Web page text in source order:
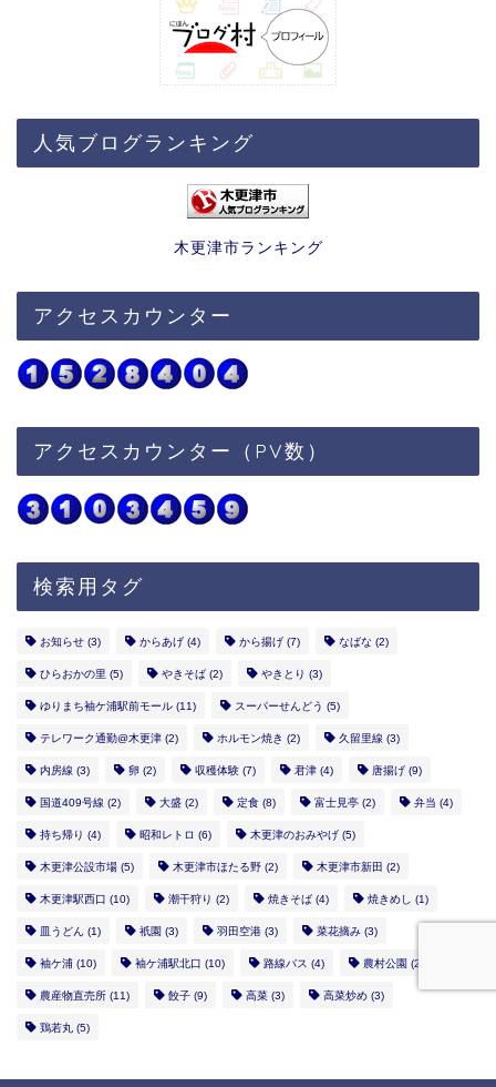
人気ブログランキング
木更津市ランキング
アクセスカウンター
アクセスカウンター（PV数）
検索用タグ
お知らせ (3) からあげ (4) から揚げ (7) なばな (2)
ひらおかの里 (5) やきそば (2) やきとり (3)
ゆりまち袖ケ浦駅前モール (11) スーパーせんどう (5)
テレワーク通勤@木更津 (2) ホルモン焼き (2) 久留里線 (3)
内房線 (3) 卵 (2) 収穫体験 (7) 君津 (4) 唐揚げ (9)
国道409号線 (2) 大盛 (2) 定食 (8) 富士見亭 (2) 弁当 (4)
持ち帰り (4) 昭和レトロ (6) 木更津のおみやげ (5)
木更津公設市場 (5) 木更津市ほたる野 (2) 木更津市新田 (2)
木更津駅西口 (10) 潮干狩り (2) 焼きそば (4) 焼きめし (1)
皿うどん (1) 祇園 (3) 羽田空港 (3) 菜花摘み (3)
袖ケ浦 (10) 袖ケ浦駅北口 (10) 路線バス (4) 農村公園 (2)
農産物直売所 (11) 餃子 (9) 高菜 (3) 高菜炒め (3)
鶏若丸 (5)